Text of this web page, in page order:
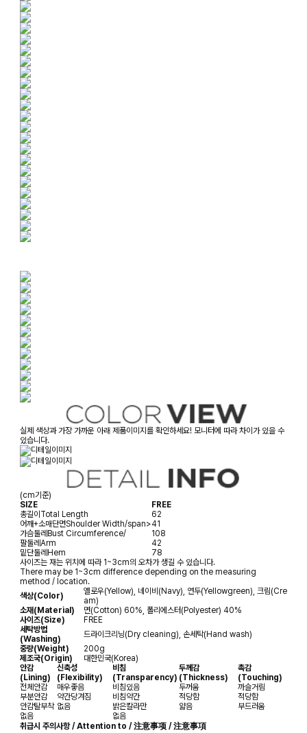
실제 색상과 가장 가까운 아래 제품이미지를 확인하세요! 모니터에 따라 차이가 있을 수
있습니다.
(cm기준)
SIZE
FREE
총길이Total Length
62
어깨+소매단면Shoulder Width/span>41
가슴둘레Bust Circumference/
108
팔둘레Arm
42
밑단둘레Hem
78
사이즈는 재는 위치에 따라 1~3cm의 오차가 생길 수 있습니다.
There may be 1~3cm difference depending on the measuring
method / location.
색상(Color)
옐로우(Yellow), 네이비(Navy), 연두(Yellowgreen), 크림(Cre
am)
소재(Material)
면(Cotton) 60%, 폴리에스터(Polyester) 40%
사이즈(Size)
FREE
세탁방법
(Washing)
드라이크리닝(Dry cleaning), 손세탁(Hand wash)
중량(Weight)
200g
제조국(Origin)
대한민국(Korea)
안감
(Lining)
신축성
(Flexibility)
비침
(Transparency)
두께감
(Thickness)
촉감
(Touching)
전체안감
매우좋음 비침있음 두꺼움
까슬거림
부분안감
약간당겨짐 비침약간 적당함
적당함
안감탈부착 없음 밝은칼라만 얇음
부드러움
없음
없음
취급시 주의사항 / Attention to / 注意事项 / 注意事項